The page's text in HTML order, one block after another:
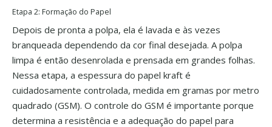
Etapa 2: Formação do Papel
Depois de pronta a polpa, ela é lavada e às vezes
branqueada dependendo da cor final desejada. A polpa
limpa é então desenrolada e prensada em grandes folhas.
Nessa etapa, a espessura do papel kraft é
cuidadosamente controlada, medida em gramas por metro
quadrado (GSM). O controle do GSM é importante porque
determina a resistência e a adequação do papel para